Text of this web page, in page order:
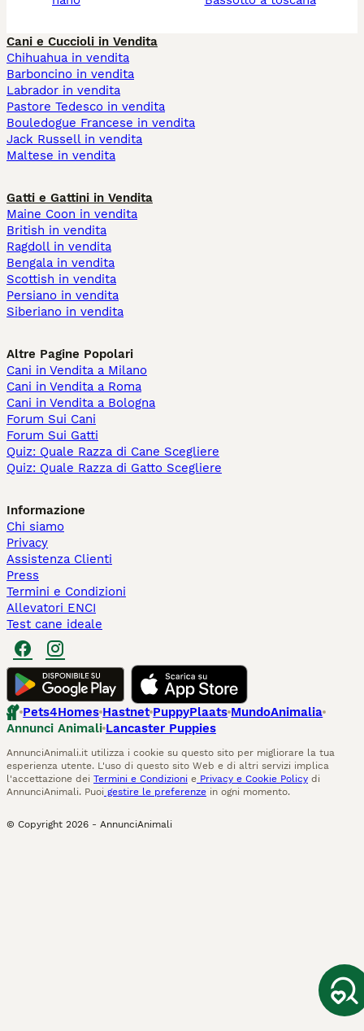
Cani e Cuccioli in Vendita
Chihuahua in vendita
Barboncino in vendita
Labrador in vendita
Pastore Tedesco in vendita
Bouledogue Francese in vendita
Jack Russell in vendita
Maltese in vendita
Gatti e Gattini in Vendita
Maine Coon in vendita
British in vendita
Ragdoll in vendita
Bengala in vendita
Scottish in vendita
Persiano in vendita
Siberiano in vendita
Altre Pagine Popolari
Cani in Vendita a Milano
Cani in Vendita a Roma
Cani in Vendita a Bologna
Forum Sui Cani
Forum Sui Gatti
Quiz: Quale Razza di Cane Scegliere
Quiz: Quale Razza di Gatto Scegliere
Informazione
Chi siamo
Privacy
Assistenza Clienti
Press
Termini e Condizioni
Allevatori ENCI
Test cane ideale
Pets4Homes Hastnet PuppyPlaats MundoAnimalia
Annunci Animali Lancaster Puppies
AnnunciAnimali.it utilizza i cookie su questo sito per migliorare la tua
esperienza utente. L'uso di questo sito Web e di altri servizi implica
l'accettazione dei Termini e Condizioni e Privacy e Cookie Policy di
AnnunciAnimali. Puoi gestire le preferenze in ogni momento.
© Copyright 2026 - AnnunciAnimali